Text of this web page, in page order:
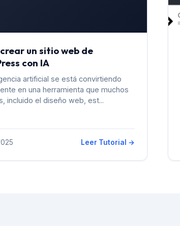
un sitio web de
con IA
artificial se está convirtiendo
en una herramienta que muchos
incluido el diseño web, est...
Leer Tutorial →